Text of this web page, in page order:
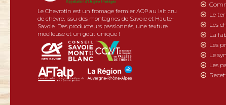
Le Chevrotin est un fromage fermier AOP au lait cru
de chèvre, issu des montagnes de Savoie et Haute-
Savoie. Des producteurs passionnés, une texture
moelleuse et un goût unique !
Le
Les
La
Les
Le
Les